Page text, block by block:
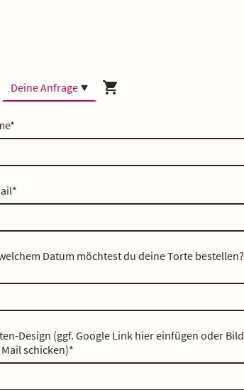
Deine Anfrage
*
*
Datum möchtest du deine Torte bestellen?
Design (ggf. Google Link hier einfügen oder Bild
schicken)*